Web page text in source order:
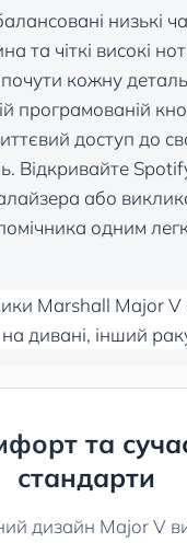
низькі
та чіткі високі
кожну
програмованій
доступ до
Відкривайте
або
одним
та
стандарти
дизайн Major V